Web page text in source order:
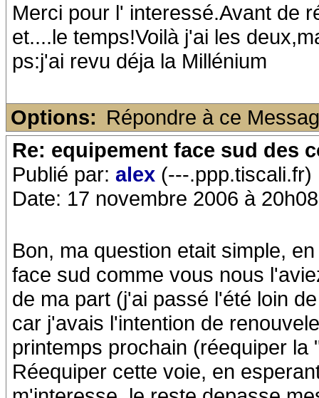
Merci pour l' interessé.Avant de
et....le temps!Voilà j'ai les
ps:j'ai revu déja la Millénium
Options: Répondre à ce
Re: equipement face sud des
Publié par: alex (---.ppp.tiscali.fr)
Date: 17 novembre 2006 à 20h08
Bon, ma question etait simple,
face sud comme vous nous
de ma part (j'ai passé l'été loin
car j'avais l'intention de
printemps prochain (réequiper la
Réequiper cette voie, en